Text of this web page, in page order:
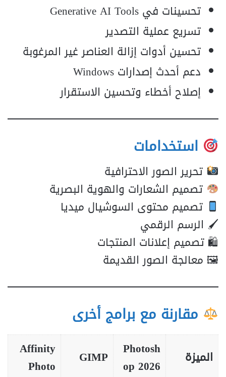
تحسينات في Generative AI Tools
تسريع عملية التصدير
تحسين أدوات إزالة العناصر غير المرغوبة
دعم أحدث إصدارات Windows
إصلاح أخطاء وتحسين الاستقرار
استخدامات
تحرير الصور الاحترافية
تصميم الشعارات والهوية البصرية
تصميم محتوى السوشيال ميديا
🖌 الرسم الرقمي
🛍 تصميم إعلانات المنتجات
🖼 معالجة الصور القديمة
مقارنة مع برامج أخرى
الميزة
Photosh
op 2026
GIMP
Affinity
Photo